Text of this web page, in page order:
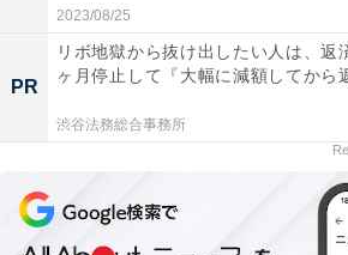
最大トルク Nm(kgm)/rpm ＝
T5：Drive-E 2.0リッター4気筒直噴
ジン
最高出力 kW(ps)/rpm ＝ 185(252)/
最大トルク Nm(kgm)/rpm ＝
2023/08/25
PR
リボ地獄から抜け出したい人は、返
ヶ月停止して『大幅に減額してから
渋谷法務総合事務所